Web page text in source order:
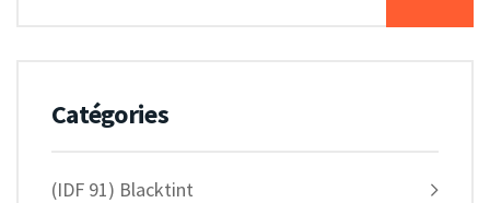
Catégories
(IDF 91) Blacktint